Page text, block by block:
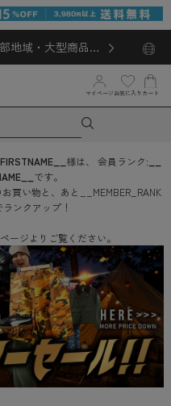
地域・大型商品対
マイページ お気に入り カート
様は、 会員ランク:
です。
買い物と、あと
__MEMBER_RANK
ンクアップ！
ージよりご覧ください。